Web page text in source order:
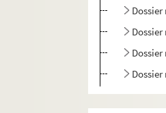
Dossier
Dossier
Dossier
Dossier